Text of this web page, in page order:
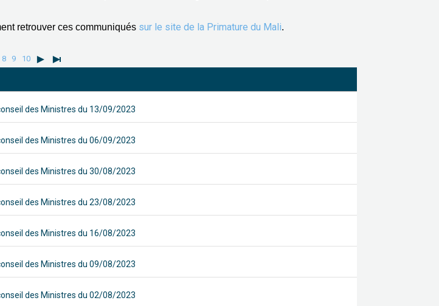
retrouver ces communiqués sur le site de la Primature du Mali.
8 9 10
des Ministres du 13/09/2023
des Ministres du 06/09/2023
des Ministres du 30/08/2023
des Ministres du 23/08/2023
des Ministres du 16/08/2023
des Ministres du 09/08/2023
des Ministres du 02/08/2023